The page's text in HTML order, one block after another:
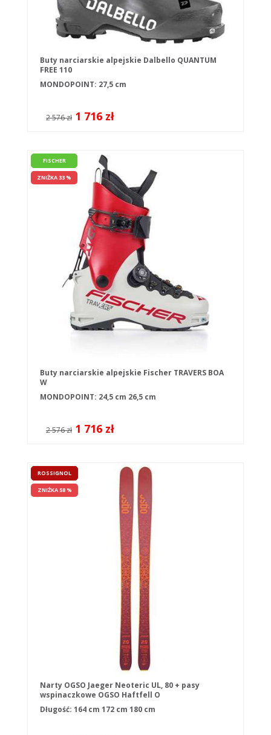
Buty narciarskie alpejskie Dalbello QUANTUM
FREE 110
MONDOPOINT: 27,5 cm
2 576 zł 1 716 zł
FISCHER
ZNIŻKA 33 %
Buty narciarskie alpejskie Fischer TRAVERS BOA
W
MONDOPOINT: 24,5 cm 26,5 cm
2 576 zł 1 716 zł
ROSSIGNOL
ZNIŻKA 58 %
Narty OGSO Jaeger Neoteric UL, 80 + pasy
wspinaczkowe OGSO Haftfell O
Długość: 164 cm 172 cm 180 cm